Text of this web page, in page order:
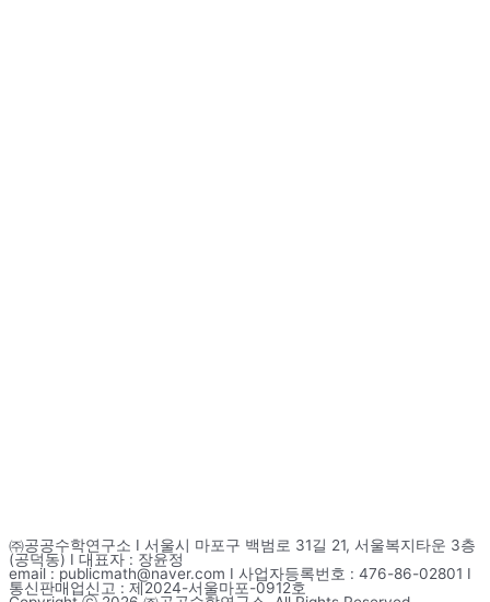
㈜공공수학연구소 I 서울시 마포구 백범로 31길 21, 서울복지타운 3층
(공덕동) I 대표자 : 장윤정
email : publicmath@naver.com I 사업자등록번호 : 476-86-02801 I
통신판매업신고 : 제2024-서울마포-0912호